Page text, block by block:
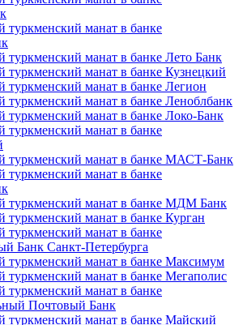
манат в банке
манат в банке Лето Банк
манат в банке Кузнецкий
манат в банке Легион
манат в банке Леноблбанк
манат в банке Локо-Банк
манат в банке
туркменский манат в банке МАСТ-Банк
манат в банке
туркменский манат в банке МДМ Банк
манат в банке Курган
манат в банке
Банк Санкт-Петербурга
туркменский манат в банке Максимум
манат в банке Мегаполис
манат в банке
Почтовый Банк
туркменский манат в банке Майский